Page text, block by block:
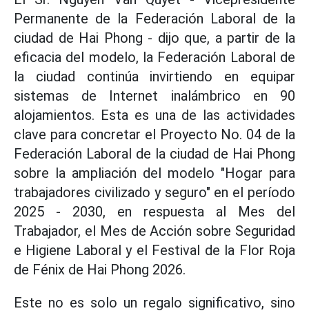
Permanente de la Federación Laboral de la
ciudad de Hai Phong - dijo que, a partir de la
eficacia del modelo, la Federación Laboral de
la ciudad continúa invirtiendo en equipar
sistemas de Internet inalámbrico en 90
alojamientos. Esta es una de las actividades
clave para concretar el Proyecto No. 04 de la
Federación Laboral de la ciudad de Hai Phong
sobre la ampliación del modelo "Hogar para
trabajadores civilizado y seguro" en el período
2025 - 2030, en respuesta al Mes del
Trabajador, el Mes de Acción sobre Seguridad
e Higiene Laboral y el Festival de la Flor Roja
de Fénix de Hai Phong 2026.
Este no es solo un regalo significativo, sino